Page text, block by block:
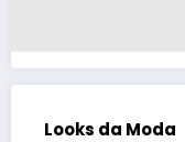
Looks da Moda